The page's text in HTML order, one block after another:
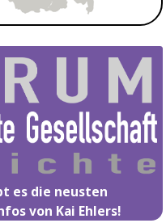
es die neusten
von Kai Ehlers!